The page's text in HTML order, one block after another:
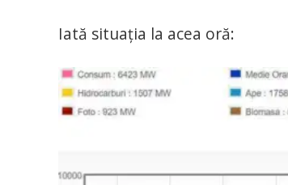
Iată situația la acea oră: